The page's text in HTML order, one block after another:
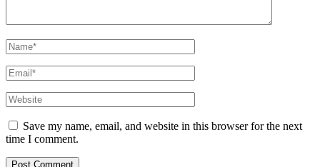
Save my name, email, and website in this browser for the next
time I comment.